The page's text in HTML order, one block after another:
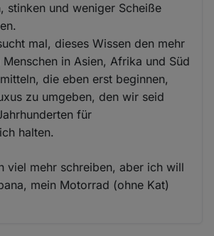
stinken und weniger Scheiße
mal, dieses Wissen den mehr
in Asien, Afrika und Süd
die eben erst beginnen,
zu umgeben, den wir seid
für
halten.
viel mehr schreiben, aber ich will
mein Motorrad (ohne Kat)